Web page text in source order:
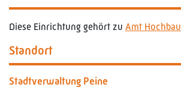
Diese Einrichtung gehört zu Amt Hochbau
Standort
Stadtverwaltung Peine